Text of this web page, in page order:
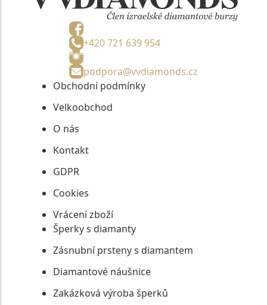
+420 721 639 954
podpora@vvdiamonds.cz
Obchodní podmínky
Velkoobchod
O nás
Kontakt
GDPR
Cookies
Vrácení zboží
Šperky s diamanty
Zásnubní prsteny s diamantem
Diamantové náušnice
Zakázková výroba šperků